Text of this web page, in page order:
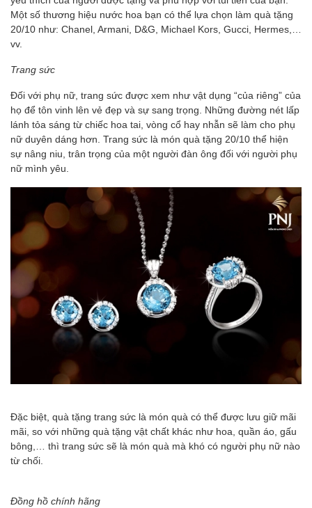
Một số thương hiệu nước hoa bạn có thể lựa chọn làm quà tặng
20/10 như: Chanel, Armani, D&G, Michael Kors, Gucci, Hermes,…
vv.
Trang sức
Đối với phụ nữ, trang sức được xem như vật dụng “của riêng” của
họ để tôn vinh lên vẻ đẹp và sự sang trọng. Những đường nét lấp
lánh tỏa sáng từ chiếc hoa tai, vòng cổ hay nhẫn sẽ làm cho phụ
nữ duyên dáng hơn. Trang sức là món quà tặng 20/10 thể hiện
sự nâng niu, trân trọng của một người đàn ông đối với người phụ
nữ mình yêu.
Đặc biệt, quà tặng trang sức là món quà có thể được lưu giữ mãi
mãi, so với những quà tặng vật chất khác như hoa, quần áo, gấu
bông,… thì trang sức sẽ là món quà mà khó có người phụ nữ nào
từ chối.
Đồng hồ chính hãng